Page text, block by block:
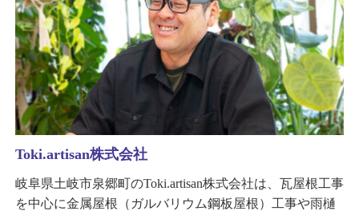
Toki.artisan株式会社
岐阜県土岐市泉郷町のToki.artisan株式会社は、瓦屋根工事
を中心に金属屋根（ガルバリウム鋼板屋根）工事や雨樋